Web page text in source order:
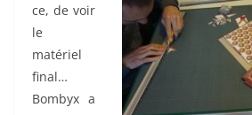
ce, de voir
le
matériel
final…
Bombyx a